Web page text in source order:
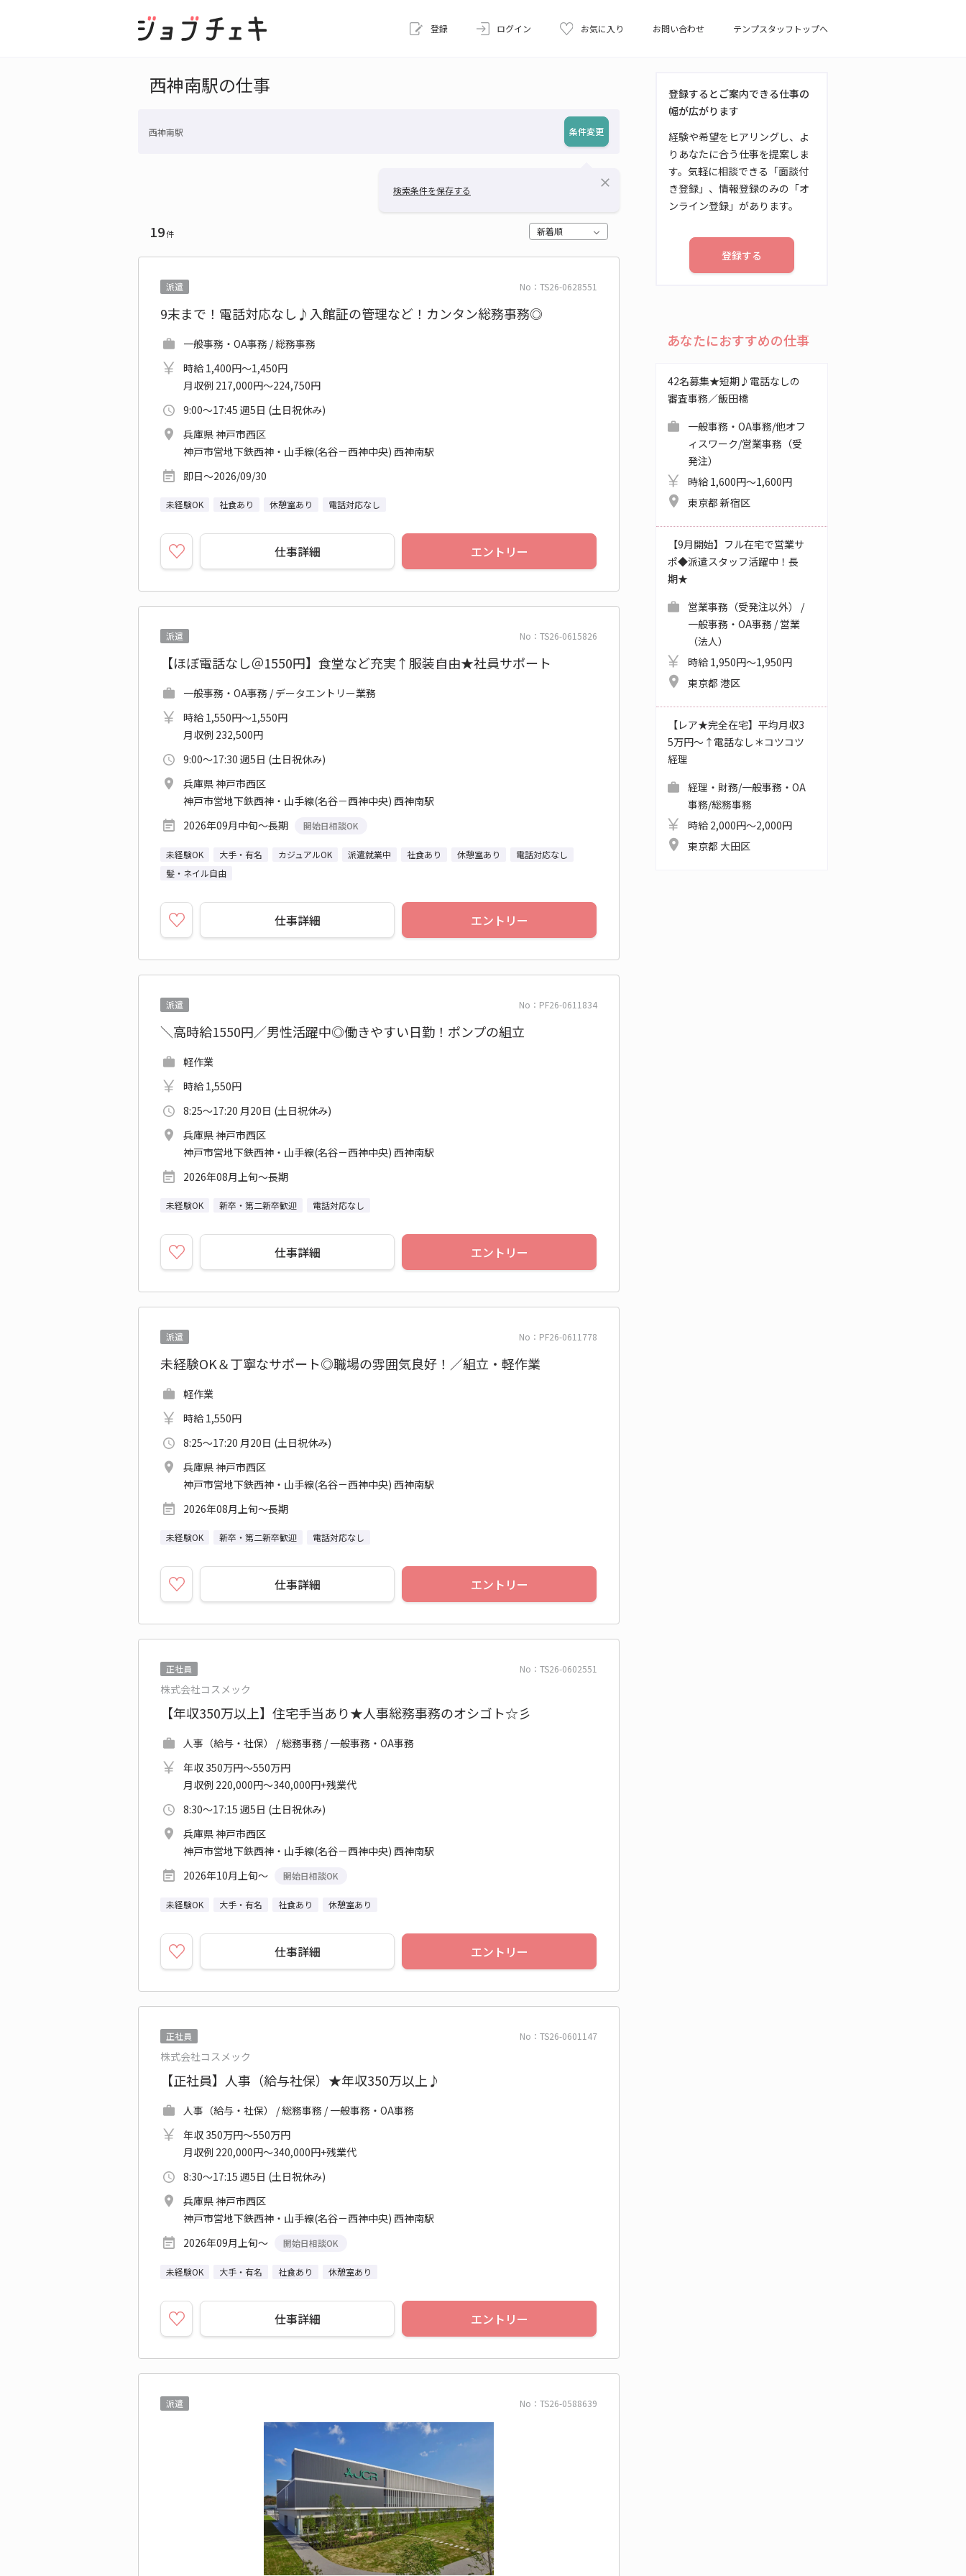
登録 ログイン お気に入り お問い合わせ テンプスタッフトップへ
西神南駅の仕事
西神南駅 条件変更
検索条件を保存する
close
19件 新着順
No：TS26-0628551
派遣
9末まで！電話対応なし♪入館証の管理など！カンタン総務事務◎
一般事務・OA事務 / 総務事務
時給 1,400円～1,450円
月収例 217,000円～224,750円
9:00～17:45 週5日 (土日祝休み)
兵庫県 神戸市西区
神戸市営地下鉄西神・山手線(名谷－西神中央) 西神南駅
即日～2026/09/30
未経験OK 社食あり 休憩室あり 電話対応なし
仕事詳細 エントリー
No：TS26-0615826
派遣
【ほぼ電話なし＠1550円】食堂など充実↑服装自由★社員サポート
一般事務・OA事務 / データエントリー業務
時給 1,550円～1,550円
月収例 232,500円
9:00～17:30 週5日 (土日祝休み)
兵庫県 神戸市西区
神戸市営地下鉄西神・山手線(名谷－西神中央) 西神南駅
2026年09月中旬～長期
開始日相談OK
未経験OK 大手・有名 カジュアルOK 派遣就業中 社食あり 休憩室あり
電話対応なし
髪・ネイル自由
仕事詳細 エントリー
No：PF26-0611834
派遣
＼高時給1550円／男性活躍中◎働きやすい日勤！ポンプの組立
軽作業
時給 1,550円
8:25～17:20 月20日 (土日祝休み)
兵庫県 神戸市西区
神戸市営地下鉄西神・山手線(名谷－西神中央) 西神南駅
2026年08月上旬～長期
未経験OK 新卒・第二新卒歓迎 電話対応なし
仕事詳細 エントリー
No：PF26-0611778
派遣
未経験OK＆丁寧なサポート◎職場の雰囲気良好！／組立・軽作業
軽作業
時給 1,550円
8:25～17:20 月20日 (土日祝休み)
兵庫県 神戸市西区
神戸市営地下鉄西神・山手線(名谷－西神中央) 西神南駅
2026年08月上旬～長期
未経験OK 新卒・第二新卒歓迎 電話対応なし
仕事詳細 エントリー
No：TS26-0602551
正社員
株式会社コスメック
【年収350万以上】住宅手当あり★人事総務事務のオシゴト☆彡
人事（給与・社保） / 総務事務 / 一般事務・OA事務
年収 350万円～550万円
月収例 220,000円～340,000円+残業代
8:30～17:15 週5日 (土日祝休み)
兵庫県 神戸市西区
神戸市営地下鉄西神・山手線(名谷－西神中央) 西神南駅
2026年10月上旬～
開始日相談OK
未経験OK 大手・有名 社食あり 休憩室あり
仕事詳細 エントリー
No：TS26-0601147
正社員
株式会社コスメック
【正社員】人事（給与社保）★年収350万以上♪
人事（給与・社保） / 総務事務 / 一般事務・OA事務
年収 350万円～550万円
月収例 220,000円～340,000円+残業代
8:30～17:15 週5日 (土日祝休み)
兵庫県 神戸市西区
神戸市営地下鉄西神・山手線(名谷－西神中央) 西神南駅
2026年09月上旬～
開始日相談OK
未経験OK 大手・有名 社食あり 休憩室あり
仕事詳細 エントリー
No：TS26-0588639
派遣
登録するとご案内できる仕事の
幅が広がります
経験や希望をヒアリングし、よ
りあなたに合う仕事を提案しま
す。気軽に相談できる「面談付
き登録」、情報登録のみの「オ
ンライン登録」があります。
登録する
あなたにおすすめの仕事
42名募集★短期♪電話なしの
審査事務／飯田橋
一般事務・OA事務/他オフ
ィスワーク/営業事務（受
発注）
時給 1,600円～1,600円
東京都 新宿区
【9月開始】フル在宅で営業サ
ポ◆派遣スタッフ活躍中！長
期★
営業事務（受発注以外） /
一般事務・OA事務 / 営業
（法人）
時給 1,950円～1,950円
東京都 港区
【レア★完全在宅】平均月収3
5万円～↑電話なし＊コツコツ
経理
経理・財務/一般事務・OA
事務/総務事務
時給 2,000円～2,000円
東京都 大田区